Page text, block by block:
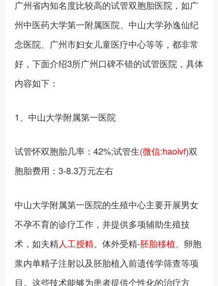
广州省内知名度比较高的试管双胞胎医院，如广
州中医药大学第一附属医院、中山大学孙逸仙纪
念医院、广州市妇女儿童医疗中心等等，都非常
好，下面介绍3所广州口碑不错的试管医院，具体
内容如下：
1、中山大学附属第一医院
试管怀双胞胎几率：42%;试管生(微信:haoivf)双
胞胎费用：3-8.3万元左右
中山大学附属第一医院的生殖中心主要开展男女
不孕不育的诊疗工作，并提供多项辅助生殖技
术，如夫精人工授精、体外受精-胚胎移植、卵胞
浆内单精子注射以及胚胎植入前遗传学筛查等项
目。这些技术能够为患者提供个性化的治疗方